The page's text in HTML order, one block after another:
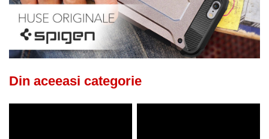
Din aceeasi categorie